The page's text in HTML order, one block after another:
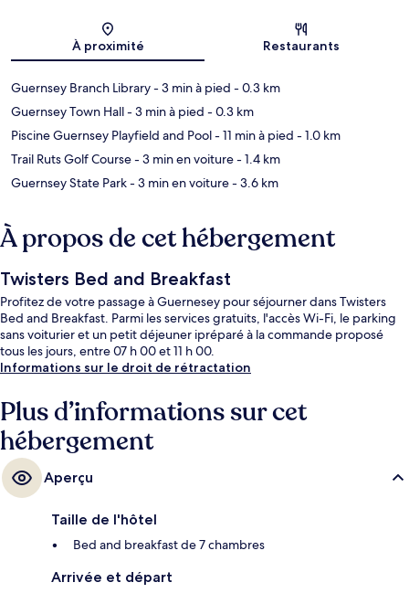
À proximité Restaurants
Guernsey Branch Library- 3 min à pied - 0.3 km
Guernsey Town Hall- 3 min à pied - 0.3 km
Piscine Guernsey Playfield and Pool- 11 min à pied - 1.0 km
Trail Ruts Golf Course- 3 min en voiture- 1.4 km
Guernsey State Park- 3 min en voiture- 3.6 km
À propos de cet hébergement
Twisters Bed and Breakfast
Profitez de votre passage à Guernesey pour séjourner dans Twisters
Bed and Breakfast. Parmi les services gratuits, l'accès Wi-Fi, le parking
sans voiturier et un petit déjeuner ipréparé à la commande proposé
tous les jours, entre 07 h 00 et 11 h 00.
Informations sur le droit de rétractation
Plus d’informations sur cet
hébergement
Aperçu
Taille de l'hôtel
Bed and breakfast de 7 chambres
Arrivée et départ